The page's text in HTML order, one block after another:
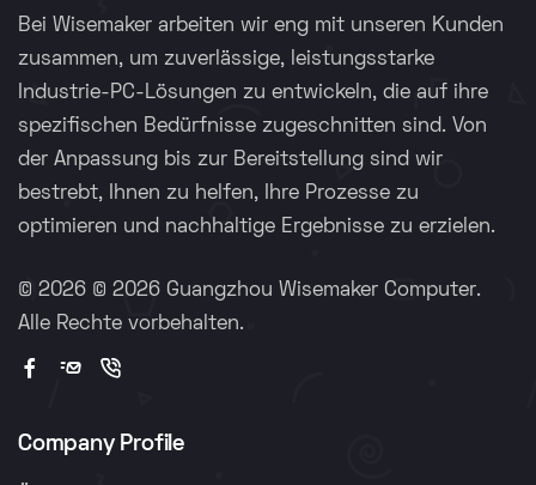
Bei Wisemaker arbeiten wir eng mit unseren Kunden
zusammen, um zuverlässige, leistungsstarke
Industrie-PC-Lösungen zu entwickeln, die auf ihre
spezifischen Bedürfnisse zugeschnitten sind. Von
der Anpassung bis zur Bereitstellung sind wir
bestrebt, Ihnen zu helfen, Ihre Prozesse zu
optimieren und nachhaltige Ergebnisse zu erzielen.
© 2026 © 2026 Guangzhou Wisemaker Computer.
Alle Rechte vorbehalten.
Company Profile